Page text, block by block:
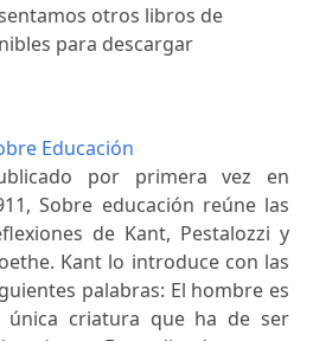
otros libros de
para descargar
Educación
por primera vez en
Sobre educación reúne las
de Kant, Pestalozzi y
Kant lo introduce con las
palabras: El hombre es
única criatura que ha de ser